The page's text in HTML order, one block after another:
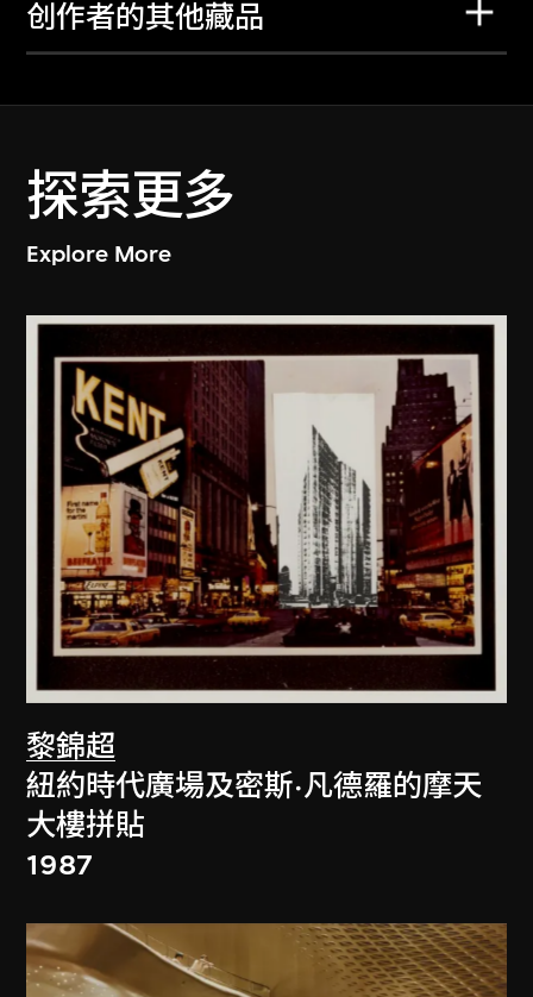
创作者的其他藏品
探索更多
Explore More
黎錦超
紐約時代廣場及密斯·凡德羅的摩天
大樓拼貼
1987